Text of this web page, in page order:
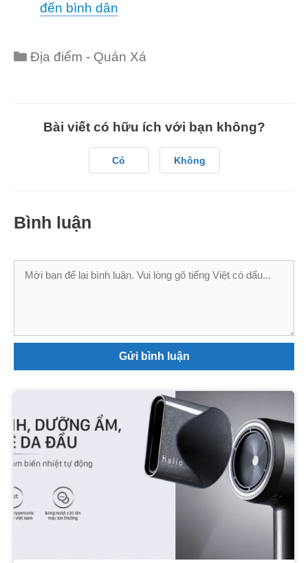
đến bình dân
Categories
Địa điểm - Quán Xá
Bài viết có hữu ích với bạn không?
Có Không
Bình luận
Bình